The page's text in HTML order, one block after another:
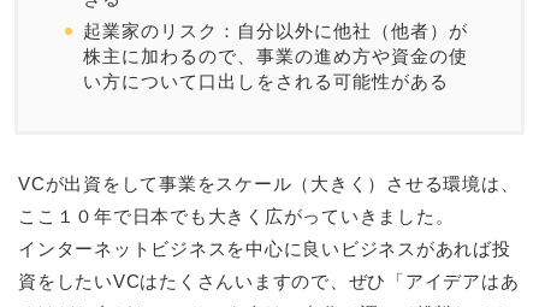
起業家のリスク：自分以外に他社（他者）が
株主に加わるので、事業の進め方や資金の使
い方について口出しをされる可能性がある
VCが出資をして事業をスケール（大きく）させる環境は、
ここ１０年で日本でも大きく広がっていきました。
インターネットビジネスを中心に良いビジネスがあれば投
資をしたいVCはたくさんいますので、ぜひ「アイデアはあ